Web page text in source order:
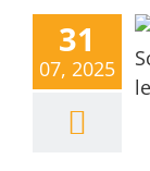
31
07, 2025